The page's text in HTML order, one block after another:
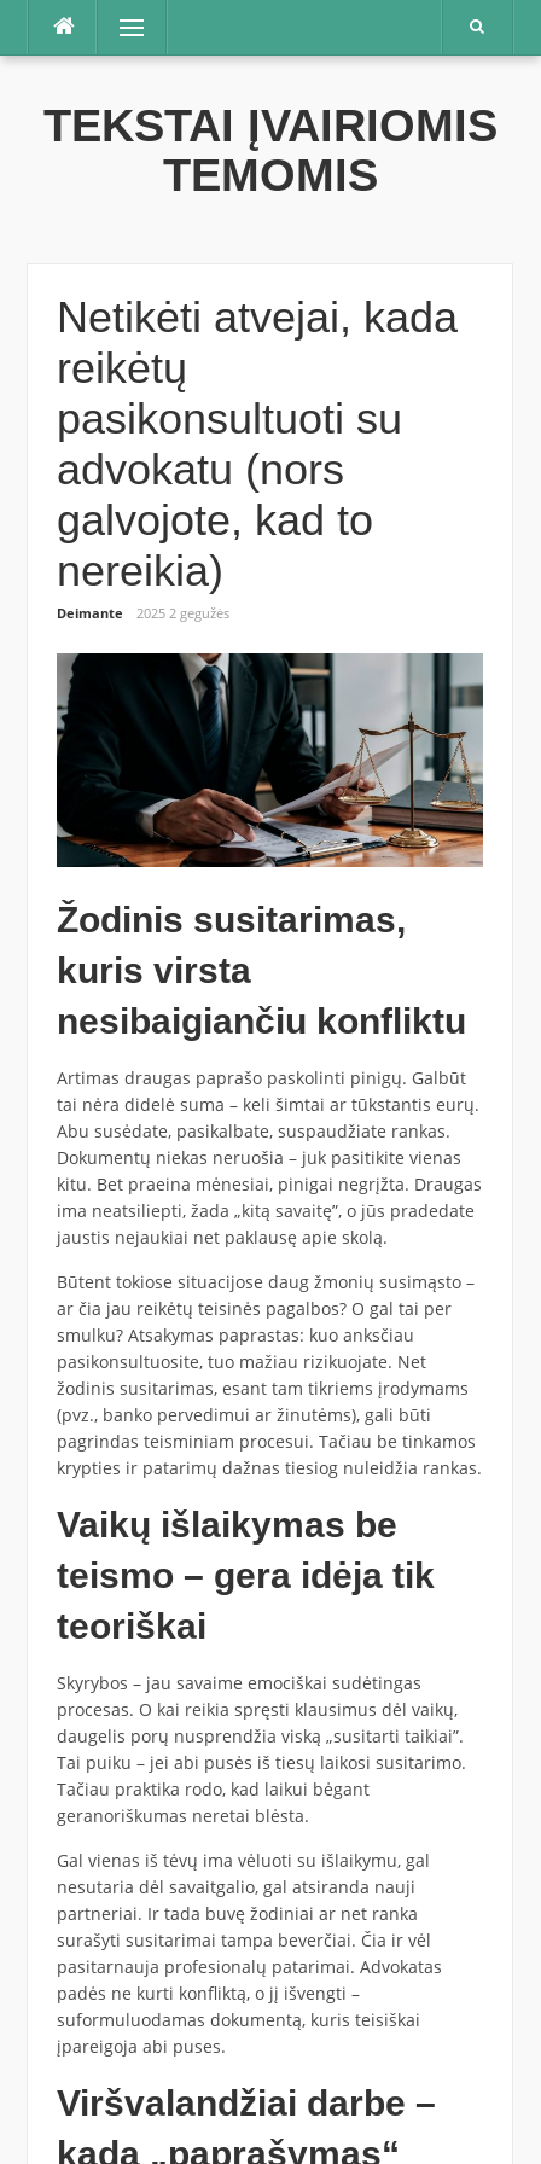
Praleisti
Meniu
TEKSTAI ĮVAIRIOMIS
TEMOMIS
Netikėti atvejai, kada
reikėtų
pasikonsultuoti su
advokatu (nors
galvojote, kad to
nereikia)
Deimante 2025 2 gegužės
Žodinis susitarimas,
kuris virsta
nesibaigiančiu konfliktu
Artimas draugas paprašo paskolinti pinigų. Galbūt
tai nėra didelė suma – keli šimtai ar tūkstantis eurų.
Abu susėdate, pasikalbate, suspaudžiate rankas.
Dokumentų niekas neruošia – juk pasitikite vienas
kitu. Bet praeina mėnesiai, pinigai negrįžta. Draugas
ima neatsiliepti, žada „kitą savaitę”, o jūs pradedate
jaustis nejaukiai net paklausę apie skolą.
Būtent tokiose situacijose daug žmonių susimąsto –
ar čia jau reikėtų teisinės pagalbos? O gal tai per
smulku? Atsakymas paprastas: kuo anksčiau
pasikonsultuosite, tuo mažiau rizikuojate. Net
žodinis susitarimas, esant tam tikriems įrodymams
(pvz., banko pervedimui ar žinutėms), gali būti
pagrindas teisminiam procesui. Tačiau be tinkamos
krypties ir patarimų dažnas tiesiog nuleidžia rankas.
Vaikų išlaikymas be
teismo – gera idėja tik
teoriškai
Skyrybos – jau savaime emociškai sudėtingas
procesas. O kai reikia spręsti klausimus dėl vaikų,
daugelis porų nusprendžia viską „susitarti taikiai”.
Tai puiku – jei abi pusės iš tiesų laikosi susitarimo.
Tačiau praktika rodo, kad laikui bėgant
geranoriškumas neretai blėsta.
Gal vienas iš tėvų ima vėluoti su išlaikymu, gal
nesutaria dėl savaitgalio, gal atsiranda nauji
partneriai. Ir tada buvę žodiniai ar net ranka
surašyti susitarimai tampa beverčiai. Čia ir vėl
pasitarnauja profesionalų patarimai. Advokatas
padės ne kurti konfliktą, o jį išvengti –
suformuluodamas dokumentą, kuris teisiškai
įpareigoja abi puses.
Viršvalandžiai darbe –
kada „paprašymas“